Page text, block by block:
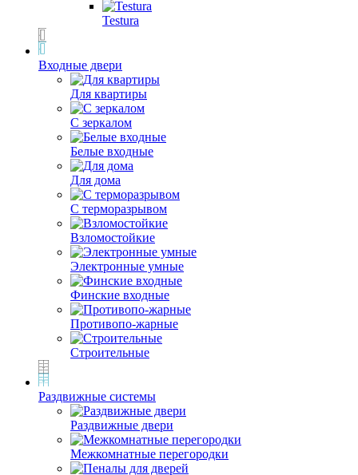
Testura
Входные двери
Для квартиры
С зеркалом
Белые входные
Для дома
С терморазрывом
Взломостойкие
Электронные умные
Финские входные
Противопо-жарные
Строительные
Раздвижные системы
Раздвижные двери
Межкомнатные перегородки